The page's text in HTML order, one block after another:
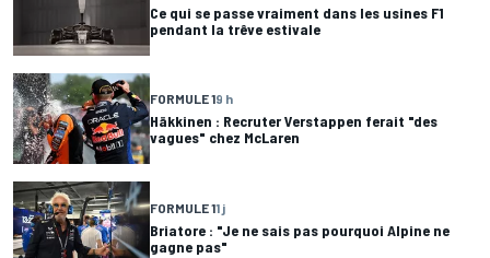
Ce qui se passe vraiment dans les usines F1
pendant la trêve estivale
FORMULE 19 h
Häkkinen : Recruter Verstappen ferait "des
vagues" chez McLaren
FORMULE 11 j
Briatore : "Je ne sais pas pourquoi Alpine ne
gagne pas"